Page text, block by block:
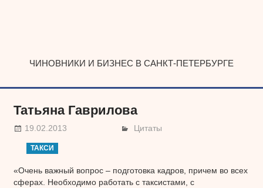
ЧИНОВНИКИ И БИЗНЕС В САНКТ-ПЕТЕРБУРГЕ
Татьяна Гаврилова
19.02.2013 Цитаты
ТАКСИ
«Очень важный вопрос – подготовка кадров, причем во всех
сферах. Необходимо работать с таксистами, с